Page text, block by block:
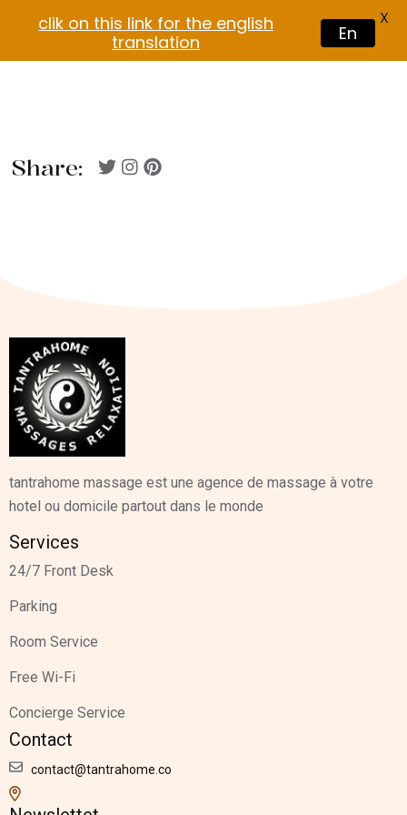
Share:
tantrahome massage est une agence de massage à votre
hotel ou domicile partout dans le monde
Services
24/7 Front Desk
Parking
Room Service
Free Wi-Fi
Concierge Service
Contact
contact@tantrahome.co
clik on this link for the english
translation
En
X